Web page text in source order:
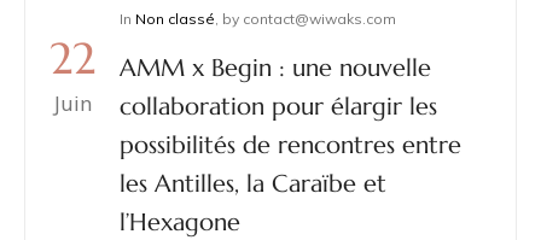
22
Juin
In Non classé, by contact@wiwaks.com
AMM x Begin : une nouvelle
collaboration pour élargir les
possibilités de rencontres entre
les Antilles, la Caraïbe et
l’Hexagone